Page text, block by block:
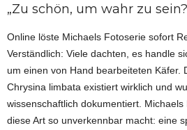
„Zu schön, um wahr zu
Online löste Michaels Fotoserie sofort
Verständlich: Viele dachten, es handle
um einen von Hand bearbeiteten Käfer.
Chrysina limbata existiert wirklich und
wissenschaftlich dokumentiert.
diese Art so unverkennbar macht: eine